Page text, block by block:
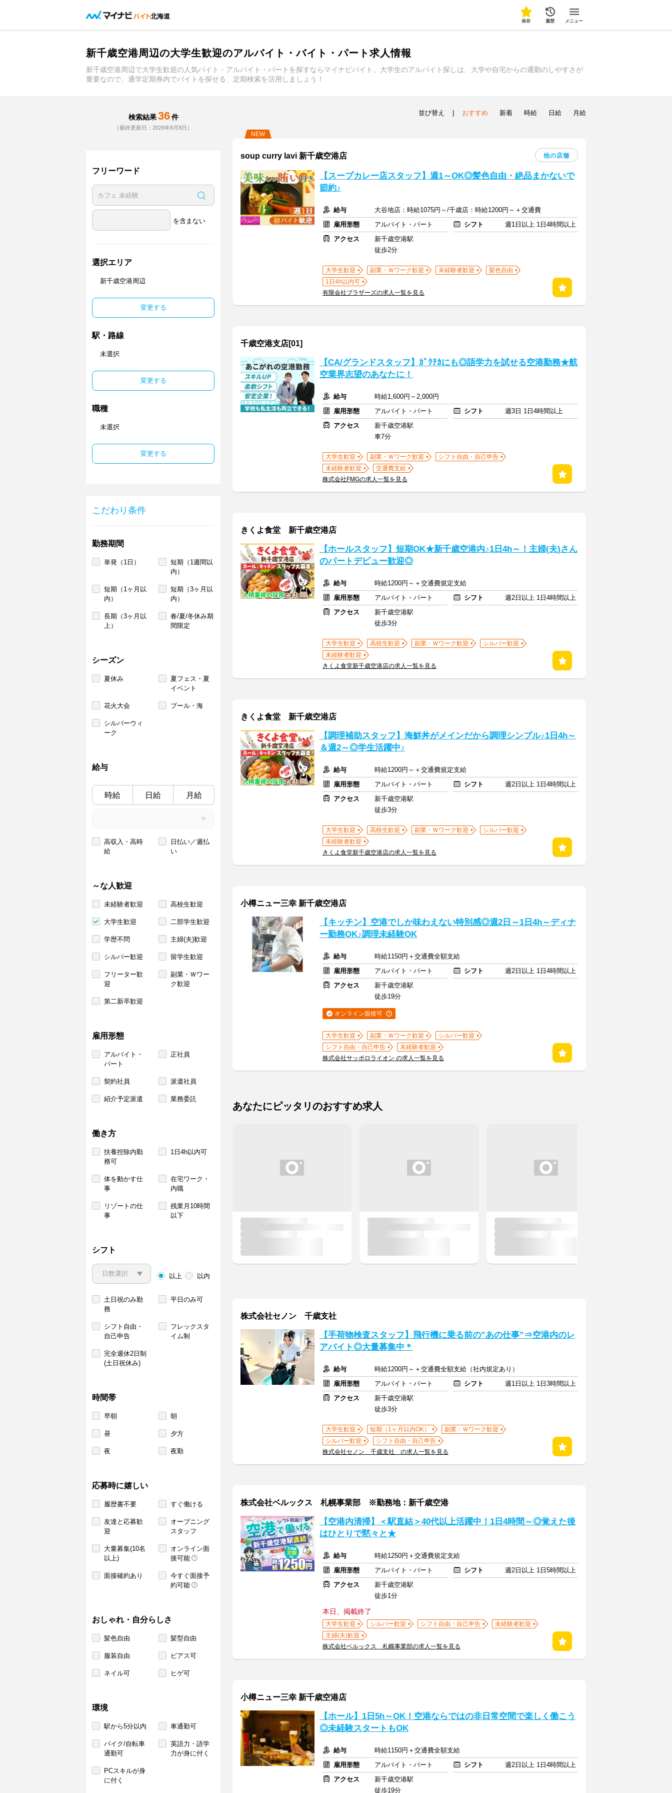
北海道
保存 履歴 メニュー
新千歳空港周辺の大学生歓迎のアルバイト・バイト・パート求人情報
新千歳空港周辺で大学生歓迎の人気バイト・アルバイト・パートを探すならマイナビバイト。大学生のアルバイト探しは、大学や自宅からの通勤のしやすさが
重要なので、通学定期券内でバイトを探せる、定期検索を活用しましょう！
検索結果 36 件
（最終更新日：2026年8月8日）
フリーワード
を含まない
選択エリア
新千歳空港周辺
変更する
駅・路線
未選択
変更する
職種
未選択
変更する
こだわり条件
勤務期間
単発（1日）
短期（1週間以
内）
短期（1ヶ月以
内）
短期（3ヶ月以
内）
長期（3ヶ月以
上）
春/夏/冬休み期
間限定
シーズン
夏休み
夏フェス・夏
イベント
花火大会 プール・海
シルバーウィ
ーク
給与
時給 日給 月給
高収入・高時
給
日払い／週払
い
～な人歓迎
未経験者歓迎 高校生歓迎
大学生歓迎 二部学生歓迎
学歴不問 主婦(夫)歓迎
シルバー歓迎 留学生歓迎
フリーター歓
迎
副業・Ｗワー
ク歓迎
第二新卒歓迎
雇用形態
アルバイト・
パート
正社員
契約社員 派遣社員
紹介予定派遣 業務委託
働き方
扶養控除内勤
務可
1日4h以内可
体を動かす仕
事
在宅ワーク・
内職
リゾートの仕
事
残業月10時間
以下
シフト
以上 以内
土日祝のみ勤
務
平日のみ可
シフト自由・
自己申告
フレックスタ
イム制
完全週休2日制
(土日祝休み)
時間帯
早朝 朝
昼 夕方
夜 夜勤
応募時に嬉しい
履歴書不要 すぐ働ける
友達と応募歓
迎
オープニング
スタッフ
大量募集(10名
以上)
オンライン面
接可能
面接確約あり
今すぐ面接予
約可能
おしゃれ・自分らしさ
髪色自由 髪型自由
服装自由 ピアス可
ネイル可 ヒゲ可
環境
駅から5分以内 車通勤可
バイク/自転車
通勤可
英語力・語学
力が身に付く
PCスキルが身
に付く
並び替え おすすめ 新着 時給 日給 月給
NEW
soup curry lavi 新千歳空港店 他の店舗
【スープカレー店スタッフ】週1～OK◎髪色自由・絶品まかないで
節約♪
給与
大谷地店：時給1075円～/千歳店：時給1200円～＋交通費
雇用形態
アルバイト・パート シフト
週1日以上 1日4時間以上
アクセス
新千歳空港駅
徒歩2分
大学生歓迎 副業・Ｗワーク歓迎 未経験者歓迎
髪色自由
1日4h以内可
有限会社ブラザーズの求人一覧を見る
千歳空港支店[01]
【CA/グランドスタッフ】ｶﾞｸﾁｶにも◎語学力を試せる空港勤務★航
空業界志望のあなたに！
給与
時給1,600円～2,000円
雇用形態
アルバイト・パート シフト
週3日 1日4時間以上
アクセス
新千歳空港駅
車7分
大学生歓迎 副業・Ｗワーク歓迎
シフト自由・自己申告
未経験者歓迎
交通費支給
株式会社FMGの求人一覧を見る
きくよ食堂 新千歳空港店
【ホールスタッフ】短期OK★新千歳空港内♪1日4h～！主婦(夫)さん
のパートデビュー歓迎◎
給与
時給1200円～＋交通費規定支給
雇用形態
アルバイト・パート シフト
週2日以上 1日4時間以上
アクセス
新千歳空港駅
徒歩3分
大学生歓迎 高校生歓迎 副業・Ｗワーク歓迎
シルバー歓迎
未経験者歓迎
きくよ食堂新千歳空港店の求人一覧を見る
きくよ食堂 新千歳空港店
【調理補助スタッフ】海鮮丼がメインだから調理シンプル♪1日4h～
＆週2～◎学生活躍中♪
給与
時給1200円～＋交通費規定支給
雇用形態
アルバイト・パート シフト
週2日以上 1日4時間以上
アクセス
新千歳空港駅
徒歩3分
大学生歓迎 高校生歓迎 副業・Ｗワーク歓迎
シルバー歓迎
未経験者歓迎
きくよ食堂新千歳空港店の求人一覧を見る
小樽ニュー三幸 新千歳空港店
【キッチン】空港でしか味わえない特別感◎週2日～1日4h～ディナ
ー勤務OK♪調理未経験OK
給与
時給1150円＋交通費全額支給
雇用形態
アルバイト・パート シフト
週2日以上 1日4時間以上
アクセス
新千歳空港駅
徒歩19分
オンライン面接可
大学生歓迎 副業・Ｗワーク歓迎
シルバー歓迎
シフト自由・自己申告
未経験者歓迎
株式会社サッポロライオン の求人一覧を見る
あなたにピッタリのおすすめ求人
株式会社セノン 千歳支社
【手荷物検査スタッフ】飛行機に乗る前の”あの仕事”⇒空港内のレ
アバイト◎大量募集中＊
給与
時給1200円～＋交通費全額支給（社内規定あり）
雇用形態
アルバイト・パート シフト
週1日以上 1日3時間以上
アクセス
新千歳空港駅
徒歩3分
大学生歓迎 短期（1ヶ月以内OK）
副業・Ｗワーク歓迎
シルバー歓迎
シフト自由・自己申告
株式会社セノン 千歳支社 の求人一覧を見る
株式会社ベルックス 札幌事業部 ※勤務地：新千歳空港
【空港内清掃】＜駅直結＞40代以上活躍中！1日4時間～◎覚えた後
はひとりで黙々と★
給与
時給1250円＋交通費規定支給
雇用形態
アルバイト・パート シフト
週2日以上 1日5時間以上
アクセス
新千歳空港駅
徒歩1分
本日、掲載終了
大学生歓迎 シルバー歓迎 シフト自由・自己申告
未経験者歓迎
主婦(夫)歓迎
株式会社ベルックス 札幌事業部の求人一覧を見る
小樽ニュー三幸 新千歳空港店
【ホール】1日5h～OK！空港ならではの非日常空間で楽しく働こう
◎未経験スタートもOK
給与
時給1150円＋交通費全額支給
雇用形態
アルバイト・パート シフト
週2日以上 1日4時間以上
アクセス
新千歳空港駅
徒歩19分